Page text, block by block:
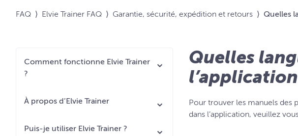
FAQ ⟩ Elvie Trainer FAQ ⟩ Garantie, sécurité, expédition et retours ⟩ Quelles
Comment fonctionne Elvie Trainer
?
À propos d’Elvie Trainer
Puis-je utiliser Elvie Trainer ?
Quelles
Pour trouver les manuels des
dans l’application, veuillez